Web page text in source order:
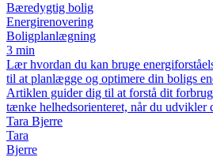
Bæredygtig bolig
Energirenovering
Boligplanlægning
3 min
Lær hvordan du kan bruge
til at planlægge og optimere din boligs
Artiklen guider dig til at forstå dit
tænke helhedsorienteret, når du udvikler
Tara Bjerre
Tara
Bjerre